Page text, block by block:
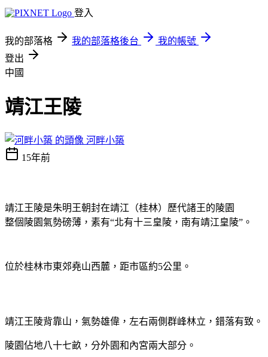
登入
我的部落格 我的部落格後台
我的帳號
登出
中國
靖江王陵
河畔小築
15年前
靖江王陵是朱明王朝封在靖江（桂林）歷代諸王的陵園
整個陵園氣勢磅薄，素有“北有十三皇陵，南有靖江皇陵”。
位於桂林市東郊堯山西麓，距市區約5公里。
靖江王陵背靠山，氣勢雄偉，左右兩側群峰林立，錯落有致。
陵園佔地八十七畝，分外園和內宮兩大部分。